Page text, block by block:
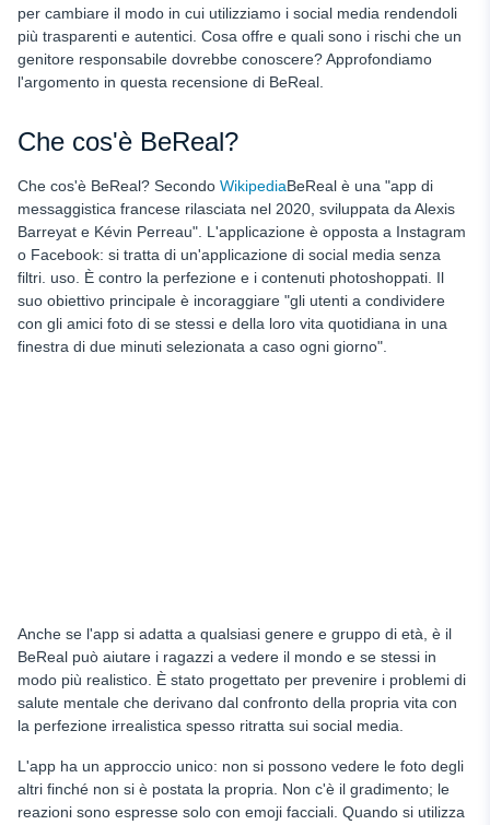
per cambiare il modo in cui utilizziamo i social media rendendoli
più trasparenti e autentici. Cosa offre e quali sono i rischi che un
genitore responsabile dovrebbe conoscere? Approfondiamo
l'argomento in questa recensione di BeReal.
Che cos'è BeReal?
Che cos'è BeReal? Secondo WikipediaBeReal è una "app di
messaggistica francese rilasciata nel 2020, sviluppata da Alexis
Barreyat e Kévin Perreau". L'applicazione è opposta a Instagram
o Facebook: si tratta di un'applicazione di social media senza
filtri. uso. È contro la perfezione e i contenuti photoshoppati. Il
suo obiettivo principale è incoraggiare "gli utenti a condividere
con gli amici foto di se stessi e della loro vita quotidiana in una
finestra di due minuti selezionata a caso ogni giorno".
Anche se l'app si adatta a qualsiasi genere e gruppo di età, è il
BeReal può aiutare i ragazzi a vedere il mondo e se stessi in
modo più realistico. È stato progettato per prevenire i problemi di
salute mentale che derivano dal confronto della propria vita con
la perfezione irrealistica spesso ritratta sui social media.
L'app ha un approccio unico: non si possono vedere le foto degli
altri finché non si è postata la propria. Non c'è il gradimento; le
reazioni sono espresse solo con emoji facciali. Quando si utilizza